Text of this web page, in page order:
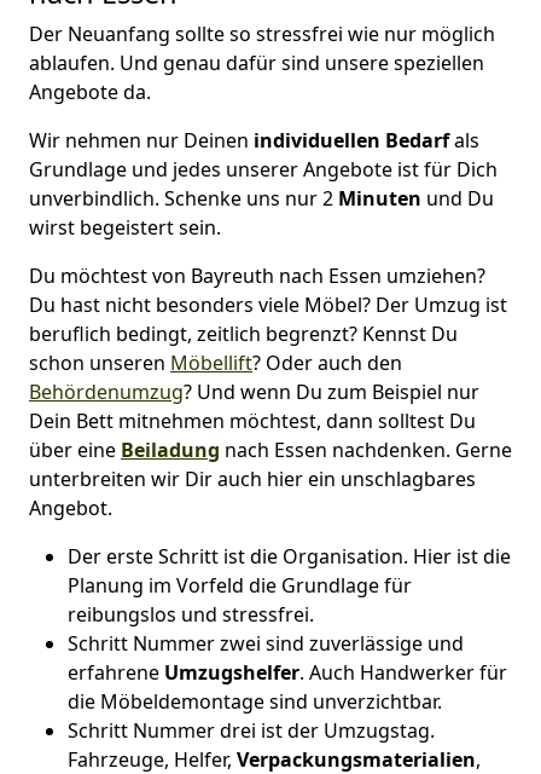
Der Neuanfang sollte so stressfrei wie nur möglich
ablaufen. Und genau dafür sind unsere speziellen
Angebote da.
Wir nehmen nur Deinen individuellen Bedarfals
Grundlage und jedes unserer Angebote ist für Dich
unverbindlich. Schenke uns nur 2 Minuten und Du
wirst begeistert sein.
Du möchtest von Bayreuth nach Essen umziehen?
Du hast nicht besonders viele Möbel? Der Umzug ist
beruflich bedingt, zeitlich begrenzt? Kennst Du
schon unseren Möbellift? Oder auch den
Behördenumzug? Und wenn Du zum Beispiel nur
Dein Bett mitnehmen möchtest, dann solltest Du
über eine Beiladung nach Essen nachdenken. Gerne
unterbreiten wir Dir auch hier ein unschlagbares
Angebot.
Der erste Schritt ist die Organisation. Hier ist die
Planung im Vorfeld die Grundlage für
reibungslos und stressfrei.
Schritt Nummer zwei sind zuverlässige und
erfahrene Umzugshelfer. Auch Handwerker für
die Möbeldemontage sind unverzichtbar.
Schritt Nummer drei ist der Umzugstag.
Fahrzeuge, Helfer, Verpackungsmaterialien,